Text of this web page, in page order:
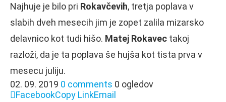
Najhuje je bilo pri Rokavčevih, tretja poplava v
slabih dveh mesecih jim je zopet zalila mizarsko
delavnico kot tudi hišo. Matej Rokavec takoj
razloži, da je ta poplava še hujša kot tista prva v
mesecu juliju.
02. 09. 2019 0 comments 0 ogledov
FacebookCopy LinkEmail